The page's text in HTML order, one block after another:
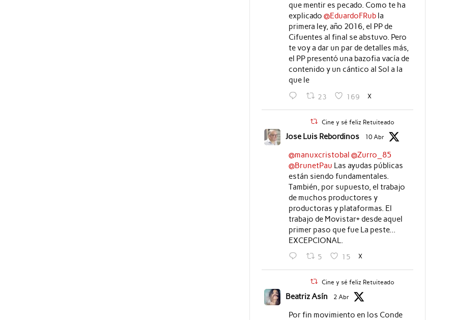
que mentir es pecado. Como te ha
explicado @EduardoFRubla
primera ley, año 2016, el PP de
Cifuentes al final se abstuvo. Pero
te voy a dar un par de detalles más,
el PP presentó una bazofia vacía de
contenido y un cántico al Sol a la
que le
23 169 X
Cine y sé feliz Retuiteado
Jose Luis Rebordinos 10 Abr
@manuxcristobal @Zurro_85
@BrunetPau Las ayudas públicas
están siendo fundamentales.
También, por supuesto, el trabajo
de muchos productores y
productoras y plataformas. El
trabajo de Movistar+ desde aquel
primer paso que fue La peste...
EXCEPCIONAL.
5 15 X
Cine y sé feliz Retuiteado
Beatriz Asín 2 Abr
Por fin movimiento en los Conde